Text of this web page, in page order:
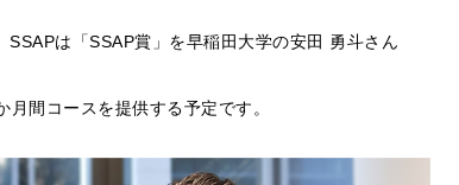
は「SSAP賞」を早稲田大学の安田 勇斗さん
間コースを提供する予定です。